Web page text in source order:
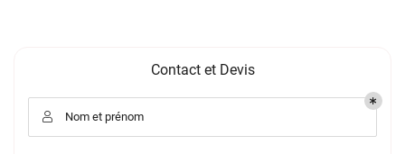
Contact et Devis
 Nom et prénom